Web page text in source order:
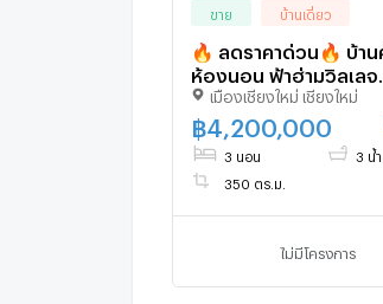
ขาย บ้านเดี่ยว
🔥 ลดราคาด่วน🔥 บ้าน
ห้องนอน ฟ้าฮ่ามวิลเลจ
เชียงใหม่ ราคาเพียง 4.2
น่าซื้อ - U5343121
เมืองเชียงใหม่ เชียงใหม่
฿ 4,200,000
3 นอน 3 น้ำ
350 ตร.ม.
ไม่มีโครงการ